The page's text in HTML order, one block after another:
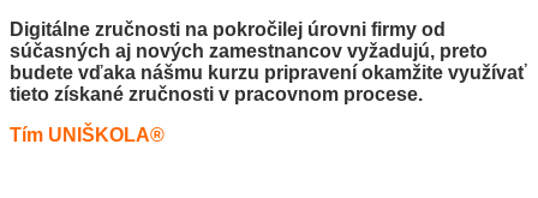
Digitálne zručnosti na pokročilej úrovni firmy od
súčasných aj nových zamestnancov vyžadujú, preto
budete vďaka nášmu kurzu pripravení okamžite využívať
tieto získané zručnosti v pracovnom procese.
Tím UNIŠKOLA®